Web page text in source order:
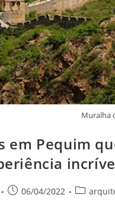
Muralha
em Pequim
Post06/04/2022
Categoria